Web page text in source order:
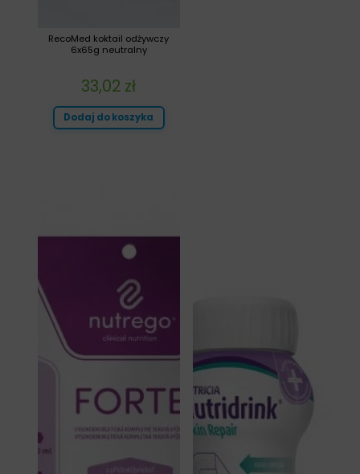
RecoMed koktail odżywczy
6x65g neutralny
33,02 zł
Dodaj do koszyka